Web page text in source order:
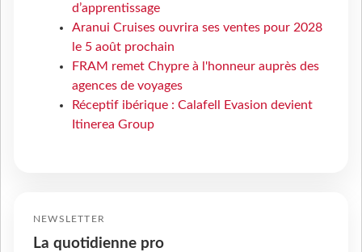
d’apprentissage
Aranui Cruises ouvrira ses ventes pour 2028
le 5 août prochain
FRAM remet Chypre à l'honneur auprès des
agences de voyages
Réceptif ibérique : Calafell Evasion devient
Itinerea Group
NEWSLETTER
La quotidienne pro